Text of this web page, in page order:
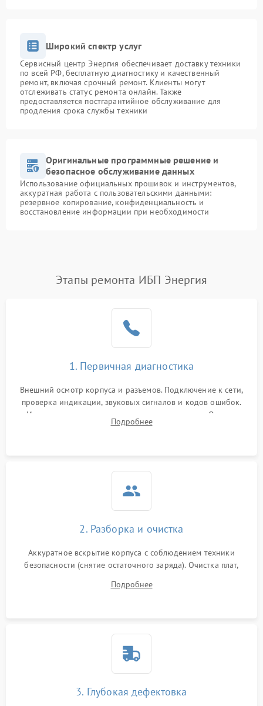
Широкий спектр услуг
Сервисный центр Энергия обеспечивает доставку техники
по всей РФ, бесплатную диагностику и качественный
ремонт, включая срочный ремонт. Клиенты могут
отслеживать статус ремонта онлайн. Также
предоставляется постгарантийное обслуживание для
продления срока службы техники
Оригинальные программные решение и
безопасное обслуживание данных
Использование официальных прошивок и инструментов,
аккуратная работа с пользовательскими данными:
резервное копирование, конфиденциальность и
восстановление информации при необходимости
Этапы ремонта ИБП Энергия
1. Первичная диагностика
Внешний осмотр корпуса и разъемов. Подключение к сети,
проверка индикации, звуковых сигналов и кодов ошибок.
Измерение входного и выходного напряжения. Оценка
реакции ИБП на отключение основного питания без
Подробнее
2. Разборка и очистка
Аккуратное вскрытие корпуса с соблюдением техники
безопасности (снятие остаточного заряда). Очистка плат,
и кистей для предотвращения перегрева и замыканий.
Подробнее
3. Глубокая дефектовка